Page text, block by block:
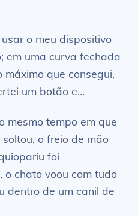
o meu dispositivo
em uma curva fechada
que consegui,
um botão e…
mesmo tempo em que
o freio de mão
foi
o chato voou com tudo
dentro de um canil de